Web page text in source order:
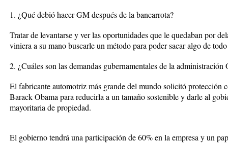
1. ¿Qué debió hacer GM después de la bancarrota?
Tratar de levantarse y ver las oportunidades que le quedaban por
viniera a su mano buscarle un método para poder sacar algo de
2. ¿Cuáles son las demandas gubernamentales de la administración
El fabricante automotriz más grande del mundo solicitó protección
Barack Obama para reducirla a un tamaño sostenible y darle al
mayoritaria de propiedad.
El gobierno tendrá una participación de 60% en la empresa y un